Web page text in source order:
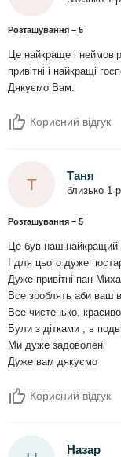
Розташування – 5
Це найкраще і
привітні і найкращі
Дякуємо Вам.
Корисний відгук
Т Таня
близько 1
Розташування – 5
Це був наш найкращий
І для цього дуже
Дуже привітні пан
Все зроблять аби ваш
Все чистенько, красиво
Були з дітками , в
Ми дуже задоволені
Дуже вам дякуємо
Корисний відгук
Назар